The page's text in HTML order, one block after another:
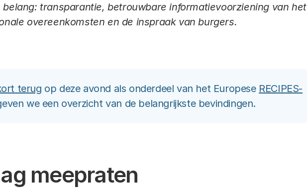
transparantie, betrouwbare informatievoorziening van het
overeenkomsten en de inspraak van burgers.
terug op deze avond als onderdeel van het Europese RECIPES-
we een overzicht van de belangrijkste bevindingen.
meepraten